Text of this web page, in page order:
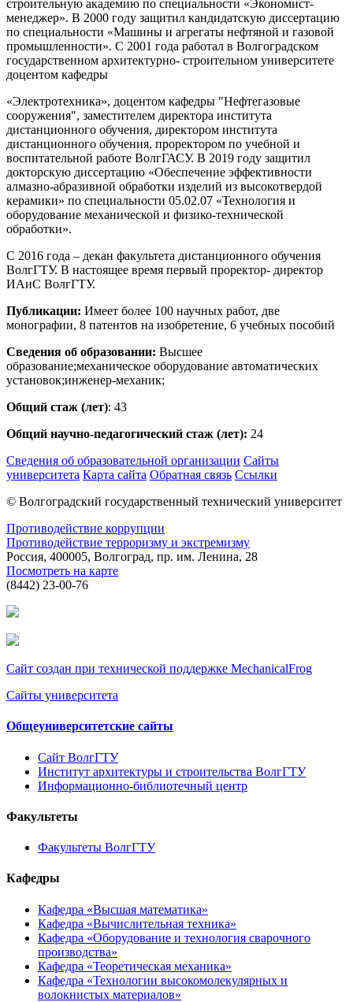
строительную академию по специальности «Экономист-
менеджер». В 2000 году защитил кандидатскую диссертацию
по специальности «Машины и агрегаты нефтяной и газовой
промышленности». С 2001 года работал в Волгоградском
государственном архитектурно- строительном университете
доцентом кафедры
«Электротехника», доцентом кафедры "Нефтегазовые
сооружения", заместителем директора института
дистанционного обучения, директором института
дистанционного обучения, проректором по учебной и
воспитательной работе ВолгГАСУ. В 2019 году защитил
докторскую диссертацию «Обеспечение эффективности
алмазно-абразивной обработки изделий из высокотвердой
керамики» по специальности 05.02.07 «Технология и
оборудование механической и физико-технической
обработки».
С 2016 года – декан факультета дистанционного обучения
ВолгГТУ. В настоящее время первый проректор- директор
ИАиС ВолгГТУ.
Публикации: Имеет более 100 научных работ, две
монографии, 8 патентов на изобретение, 6 учебных пособий
Сведения об образовании: Высшее
образование;механическое оборудование автоматических
установок;инженер-механик;
Общий стаж (лет): 43
Общий научно-педагогический стаж (лет): 24
Сведения об образовательной организации Сайты
университета Карта сайта Обратная связь Ссылки
© Волгоградский государственный технический университет
Противодействие коррупции
Противодействие терроризму и экстремизму
Россия, 400005, Волгоград, пр. им. Ленина, 28
Посмотреть на карте
(8442) 23-00-76
Сайт создан при технической поддержке MechanicalFrog
Сайты университета
Общеуниверситетские сайты
Сайт ВолгГТУ
Институт архитектуры и строительства ВолгГТУ
Информационно-библиотечный центр
Факультеты
Факультеты ВолгГТУ
Кафедры
Кафедра «Высшая математика»
Кафедра «Вычислительная техника»
Кафедра «Оборудование и технология сварочного
производства»
Кафедра «Теоретическая механика»
Кафедра «Технологии высокомолекулярных и
волокнистых материалов»